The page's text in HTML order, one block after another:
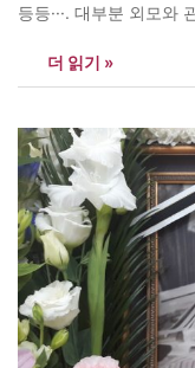
등등···. 대부분 외모와
이던 2002년 3월이니
교류를 위해 단장인 필
더 읽기 »